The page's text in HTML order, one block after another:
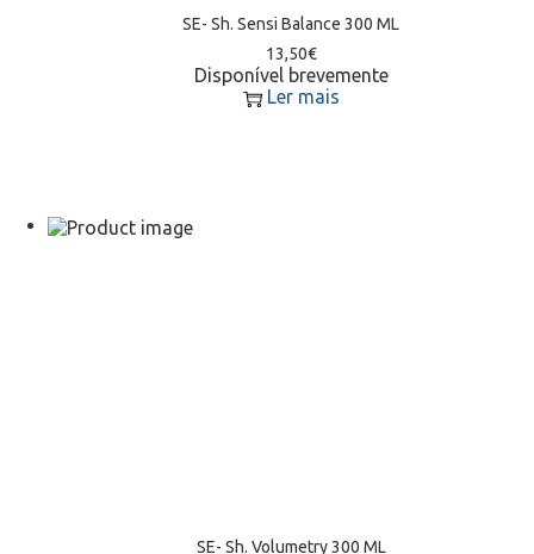
SE- Sh. Sensi Balance 300 ML
13,50€
Disponível brevemente
Ler mais
SE- Sh. Volumetry 300 ML